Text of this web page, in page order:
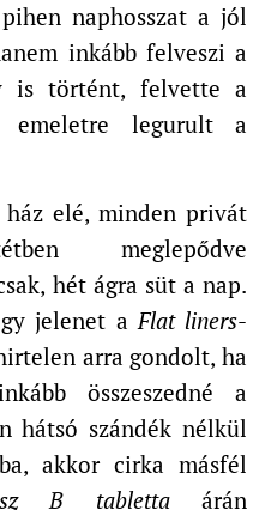
naphosszat a jól
inkább felveszi a
is történt, felvette a
emeletre legurult a
elé, minden privát
meglepődve
hét ágra süt a nap.
jelenet aFlat liners-
arra gondolt, ha
összeszedné a
hátsó szándék nélkül
akkor cirka másfél
B tablettaárán